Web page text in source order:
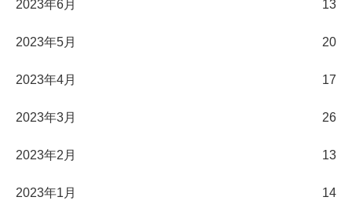
2023年6月 13
2023年5月 20
2023年4月 17
2023年3月 26
2023年2月 13
2023年1月 14